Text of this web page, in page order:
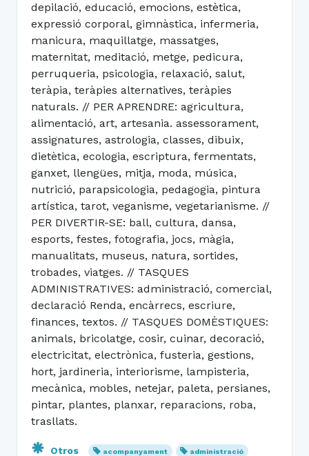
depilació, educació, emocions, estètica,
expressió corporal, gimnàstica, infermeria,
manicura, maquillatge, massatges,
maternitat, meditació, metge, pedicura,
perruqueria, psicologia, relaxació, salut,
teràpia, teràpies alternatives, teràpies
naturals. // PER APRENDRE: agricultura,
alimentació, art, artesania. assessorament,
assignatures, astrologia, classes, dibuix,
dietètica, ecologia, escriptura, fermentats,
ganxet, llengües, mitja, moda, música,
nutrició, parapsicologia, pedagogia, pintura
artística, tarot, veganisme, vegetarianisme. //
PER DIVERTIR-SE: ball, cultura, dansa,
esports, festes, fotografia, jocs, màgia,
manualitats, museus, natura, sortides,
trobades, viatges. // TASQUES
ADMINISTRATIVES: administració, comercial,
declaració Renda, encàrrecs, escriure,
finances, textos. // TASQUES DOMÈSTIQUES:
animals, bricolatge, cosir, cuinar, decoració,
electricitat, electrònica, fusteria, gestions,
hort, jardineria, interiorisme, lampisteria,
mecànica, mobles, netejar, paleta, persianes,
pintar, plantes, planxar, reparacions, roba,
trasllats.
Otros acompanyament administració